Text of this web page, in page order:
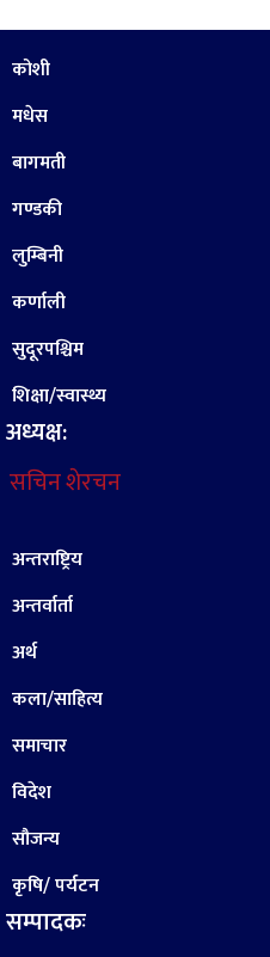
कोशी
मधेस
बागमती
गण्डकी
लुम्बिनी
कर्णाली
सुदूरपश्चिम
शिक्षा/स्वास्थ्य
अध्यक्ष:
सचिन शेरचन
अन्तराष्ट्रिय
अन्तर्वार्ता
अर्थ
कला/साहित्य
समाचार
विदेश
सौजन्य
कृषि/ पर्यटन
सम्पादकः